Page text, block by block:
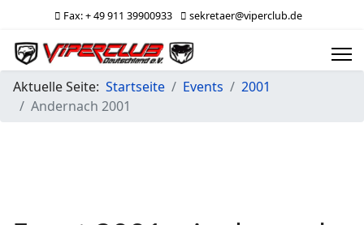
Fax: + 49 911 39900933 sekretaer@viperclub.de
Aktuelle Seite: Startseite Events
2001
Andernach 2001